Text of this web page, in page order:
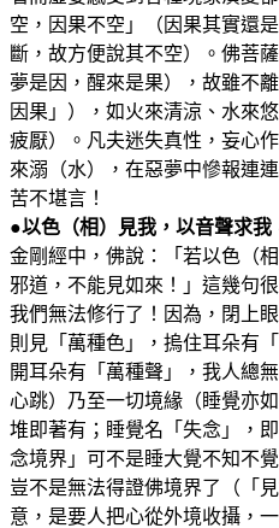
空，因果不空」（因果其實還
斷，故方便說其不空）。佛菩
夢是因，醒來是果），故雖不
因果」），如火來清涼、水來
疲厭）。凡夫迷失真性，妄心
來溺（水），在惡夢中慘報連
苦不堪言！
●以色（相）見我，以音聲求我
金剛經中，佛說：「若以色（
邪道，不能見如來！」這幾句
我們無法修行了！因為，閉上
則見「萬種色」，摀住耳朵有
開耳朵有「萬種聲」，我人總
心跳）乃至一切境緣（睡覺亦
堆即著有；睡覺名「失念」，
念境界」可不是睡大覺不知不
豈不是無法得證佛境界了（「
意，是要人把心從外境收攝，